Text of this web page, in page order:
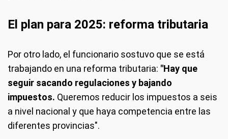
El plan para 2025: reforma tributaria
Por otro lado, el funcionario sostuvo que se está
trabajando en una reforma tributaria: "Hay que
seguir sacando regulaciones y bajando
impuestos. Queremos reducir los impuestos a seis
a nivel nacional y que haya competencia entre las
diferentes provincias".